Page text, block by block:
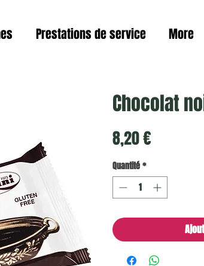
Prestations de service More
Chocolat
8,20 €Prix
Quantité*